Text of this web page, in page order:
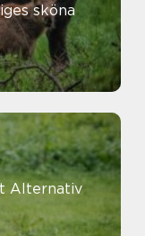
sköna
Alternativ